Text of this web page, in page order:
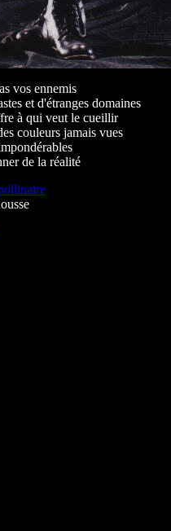
vos ennemis
et d'étranges domaines
à qui veut le cueillir
couleurs jamais vues
de la réalité